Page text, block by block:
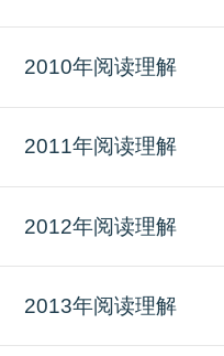
2010年阅读理解
2011年阅读理解
2012年阅读理解
2013年阅读理解